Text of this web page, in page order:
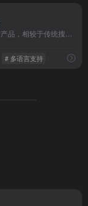
# 多语言支持